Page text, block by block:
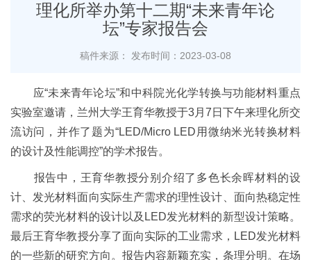
理化所举办第十二期“未来青年论
坛”专家报告会
稿件来源： 发布时间：2023-03-08
应“未来青年论坛”和中科院光化学转换与功能材料重点
实验室邀请，兰州大学王育华教授于3月 7 日下午来理化所交
流访问，并作了题为“LED/Micro LED 用微纳米光转换材料
的设计及性能调控”的学术报告。
报告中，王育华教授分别介绍了多色长余晖材料的设
计、发光材料面向实际生产需求的理性设计、面向热稳定性
需求的荧光材料的设计以及 LED发光材料的新型设计策略。
最后王育华教授分享了面向实际的工业需求， LED发光材料
的一些新的研究方向。报告内容新颖充实，条理分明。在场